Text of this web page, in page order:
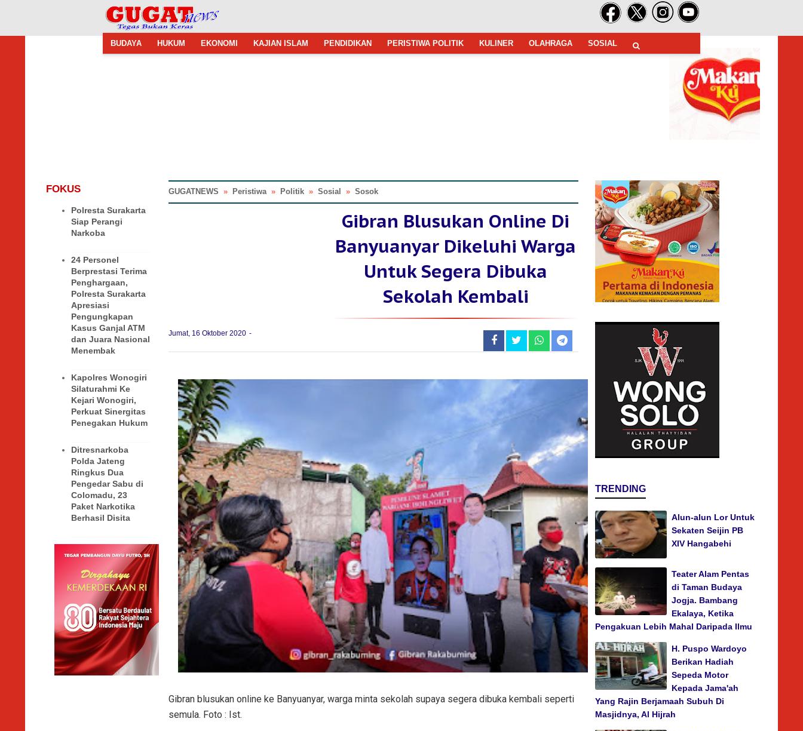
BUDAYA HUKUM EKONOMI KAJIAN ISLAM PENDIDIKAN PERISTIWA POLITIK KULINER OLAHRAGA SOSIAL
FOKUS
Polresta Surakarta
Siap Perangi
Narkoba
24 Personel
Berprestasi Terima
Penghargaan,
Polresta Surakarta
Apresiasi
Pengungkapan
Kasus Ganjal ATM
dan Juara Nasional
Menembak
Kapolres Wonogiri
Silaturahmi Ke
Kejari Wonogiri,
Perkuat Sinergitas
Penegakan Hukum
Ditresnarkoba
Polda Jateng
Ringkus Dua
Pengedar Sabu di
Colomadu, 23
Paket Narkotika
Berhasil Disita
GUGATNEWS » Peristiwa » Politik » Sosial » Sosok
Gibran Blusukan Online Di
Banyuanyar Dikeluhi Warga
Untuk Segera Dibuka
Sekolah Kembali
Jumat, 16 Oktober 2020
Gibran blusukan online ke Banyuanyar, warga minta sekolah supaya segera dibuka kembali seperti
semula. Foto : Ist.
TRENDING
Alun-alun Lor Untuk
Sekaten Seijin PB
XIV Hangabehi
Teater Alam Pentas
di Taman Budaya
Jogja. Bambang
Ekalaya, Ketika
Pengakuan Lebih Mahal Daripada Ilmu
H. Puspo Wardoyo
Berikan Hadiah
Sepeda Motor
Kepada Jama'ah
Yang Rajin Berjamaah Subuh Di
Masjidnya, Al Hijrah